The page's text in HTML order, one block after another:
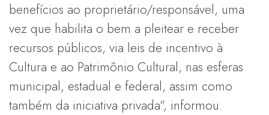
benefícios ao proprietário/responsável, uma
vez que habilita o bem a pleitear e receber
recursos públicos, via leis de incentivo à
Cultura e ao Patrimônio Cultural, nas esferas
municipal, estadual e federal, assim como
também da iniciativa privada", informou.